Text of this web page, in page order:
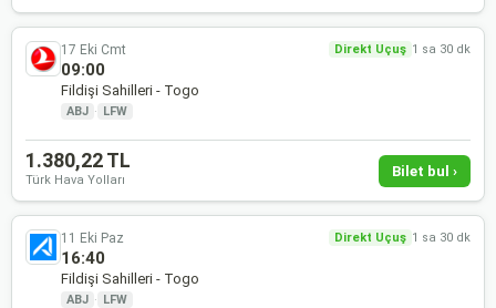
17 Eki Cmt Direkt Uçuş 1 sa 30 dk
09:00
Fildişi Sahilleri - Togo
ABJ · LFW
1.380,22 TL
Türk Hava Yolları
Bilet bul ›
11 Eki Paz Direkt Uçuş 1 sa 30 dk
16:40
Fildişi Sahilleri - Togo
ABJ · LFW